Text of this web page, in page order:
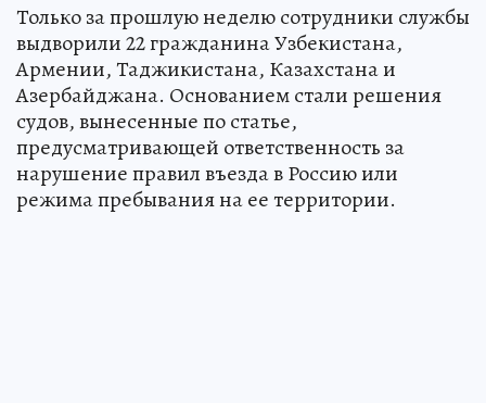
Только за прошлую неделю сотрудники службы
выдворили 22 гражданина Узбекистана,
Армении, Таджикистана, Казахстана и
Азербайджана. Основанием стали решения
судов, вынесенные по статье,
предусматривающей ответственность за
нарушение правил въезда в Россию или
режима пребывания на ее территории.